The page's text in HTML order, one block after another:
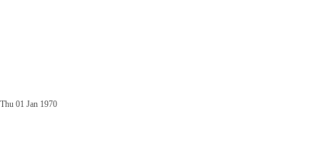
Thu 01 Jan 1970